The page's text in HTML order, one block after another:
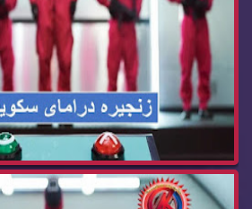
زنجیره‌ درامای سكوید گه‌یم ئه‌ڵقه‌ی 13 Squid Ga...